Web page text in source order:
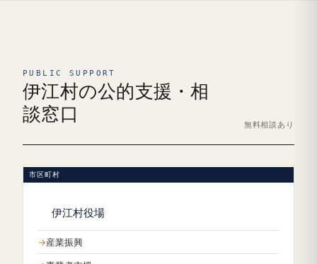
PUBLIC SUPPORT
伊江村の公的支援・相
談窓口
無料相談あり
市区町村
伊江村役場
産業振興